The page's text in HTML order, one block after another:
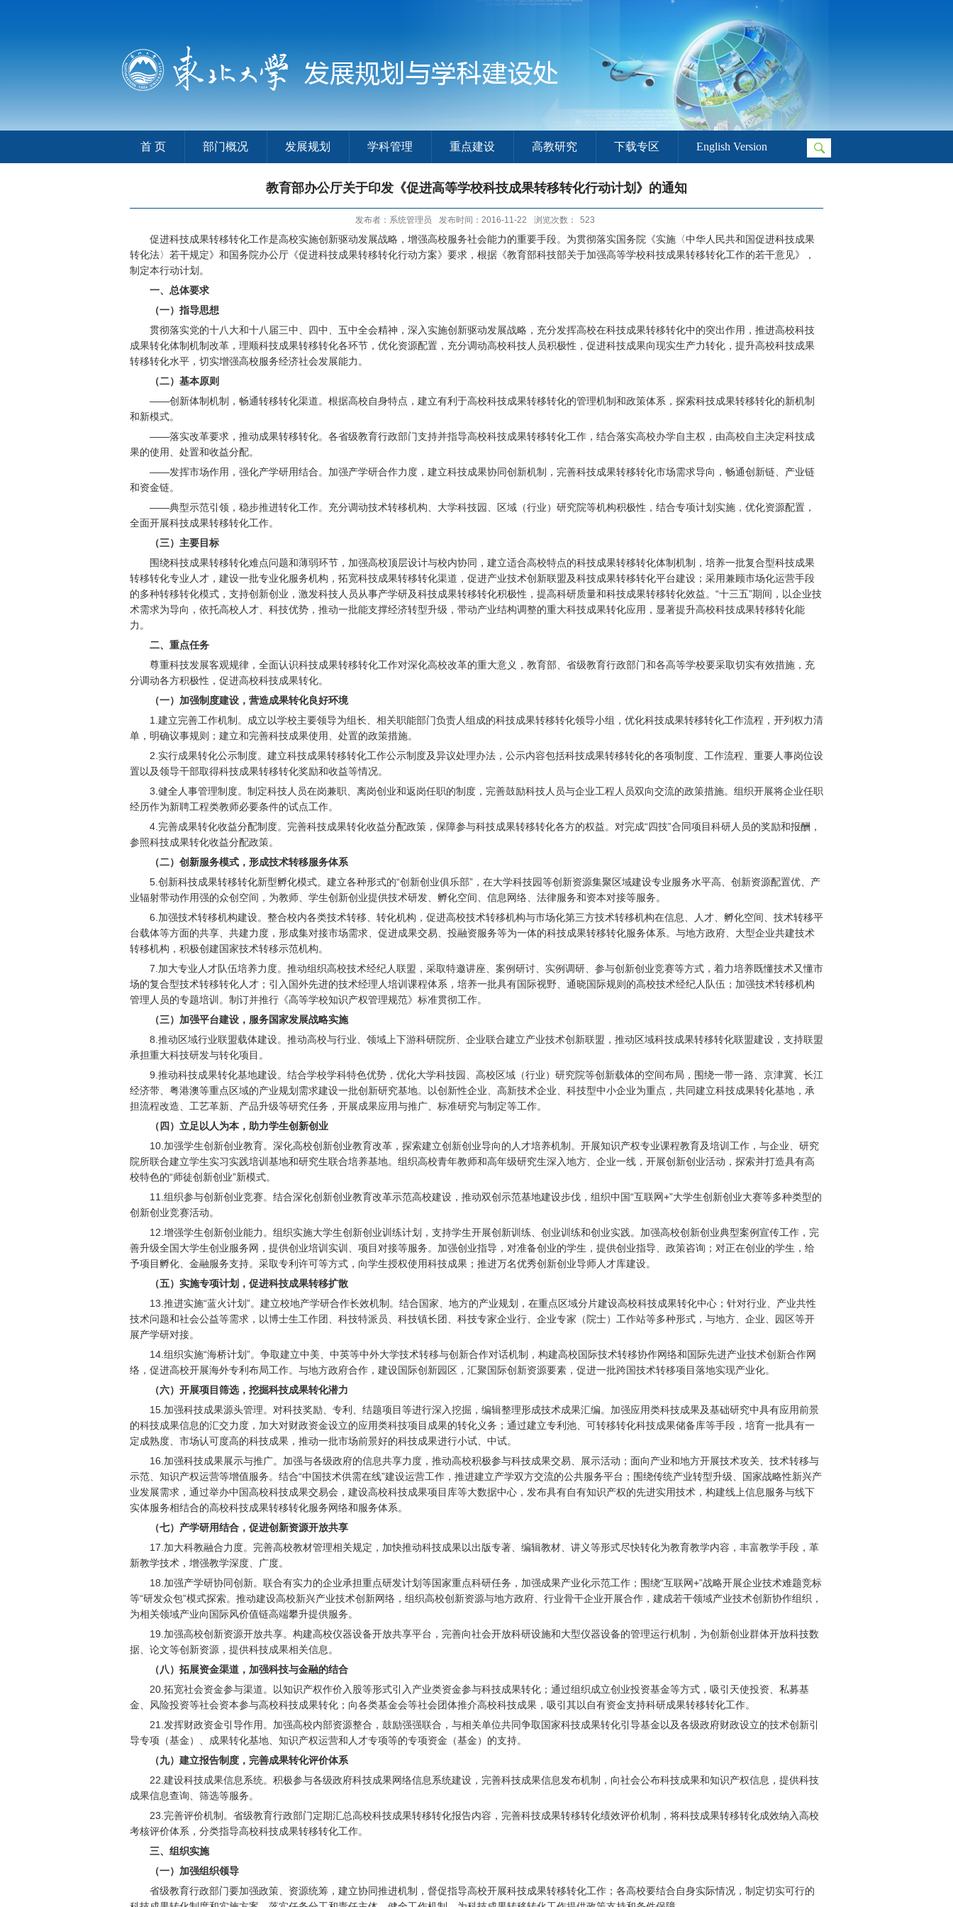
首 页 部门概况 发展规划 学科管理 重点建设 高教研究 下载专区 English Version
教育部办公厅关于印发《促进高等学校科技成果转移转化行动计划》的通知
发布者：系统管理员 发布时间：2016-11-22 浏览次数： 523
促进科技成果转移转化工作是高校实施创新驱动发展战略，增强高校服务社会能力的重要手段。为贯彻落实国务院《实施〈中华人民共和国促进科技成果
转化法〉若干规定》和国务院办公厅《促进科技成果转移转化行动方案》要求，根据《教育部科技部关于加强高等学校科技成果转移转化工作的若干意见》，
制定本行动计划。
一、总体要求
（一）指导思想
贯彻落实党的十八大和十八届三中、四中、五中全会精神，深入实施创新驱动发展战略，充分发挥高校在科技成果转移转化中的突出作用，推进高校科技
成果转化体制机制改革，理顺科技成果转移转化各环节，优化资源配置，充分调动高校科技人员积极性，促进科技成果向现实生产力转化，提升高校科技成果
转移转化水平，切实增强高校服务经济社会发展能力。
（二）基本原则
——创新体制机制，畅通转移转化渠道。根据高校自身特点，建立有利于高校科技成果转移转化的管理机制和政策体系，探索科技成果转移转化的新机制
和新模式。
——落实改革要求，推动成果转移转化。各省级教育行政部门支持并指导高校科技成果转移转化工作，结合落实高校办学自主权，由高校自主决定科技成
果的使用、处置和收益分配。
——发挥市场作用，强化产学研用结合。加强产学研合作力度，建立科技成果协同创新机制，完善科技成果转移转化市场需求导向，畅通创新链、产业链
和资金链。
——典型示范引领，稳步推进转化工作。充分调动技术转移机构、大学科技园、区域（行业）研究院等机构积极性，结合专项计划实施，优化资源配置，
全面开展科技成果转移转化工作。
（三）主要目标
围绕科技成果转移转化难点问题和薄弱环节，加强高校顶层设计与校内协同，建立适合高校特点的科技成果转移转化体制机制，培养一批复合型科技成果
转移转化专业人才，建设一批专业化服务机构，拓宽科技成果转移转化渠道，促进产业技术创新联盟及科技成果转移转化平台建设；采用兼顾市场化运营手段
的多种转移转化模式，支持创新创业，激发科技人员从事产学研及科技成果转移转化积极性，提高科研质量和科技成果转移转化效益。“十三五”期间，以企业技
术需求为导向，依托高校人才、科技优势，推动一批能支撑经济转型升级，带动产业结构调整的重大科技成果转化应用，显著提升高校科技成果转移转化能
力。
二、重点任务
尊重科技发展客观规律，全面认识科技成果转移转化工作对深化高校改革的重大意义，教育部、省级教育行政部门和各高等学校要采取切实有效措施，充
分调动各方积极性，促进高校科技成果转化。
（一）加强制度建设，营造成果转化良好环境
1. 建立完善工作机制。成立以学校主要领导为组长、相关职能部门负责人组成的科技成果转移转化领导小组，优化科技成果转移转化工作流程，开列权力清
单，明确议事规则；建立和完善科技成果使用、处置的政策措施。
2. 实行成果转化公示制度。建立科技成果转移转化工作公示制度及异议处理办法，公示内容包括科技成果转移转化的各项制度、工作流程、重要人事岗位设
置以及领导干部取得科技成果转移转化奖励和收益等情况。
3. 健全人事管理制度。制定科技人员在岗兼职、离岗创业和返岗任职的制度，完善鼓励科技人员与企业工程人员双向交流的政策措施。组织开展将企业任职
经历作为新聘工程类教师必要条件的试点工作。
4. 完善成果转化收益分配制度。完善科技成果转化收益分配政策，保障参与科技成果转移转化各方的权益。对完成“四技”合同项目科研人员的奖励和报酬，
参照科技成果转化收益分配政策。
（二）创新服务模式，形成技术转移服务体系
5. 创新科技成果转移转化新型孵化模式。建立各种形式的“创新创业俱乐部”，在大学科技园等创新资源集聚区域建设专业服务水平高、创新资源配置优、产
业辐射带动作用强的众创空间，为教师、学生创新创业提供技术研发、孵化空间、信息网络、法律服务和资本对接等服务。
6. 加强技术转移机构建设。整合校内各类技术转移、转化机构，促进高校技术转移机构与市场化第三方技术转移机构在信息、人才、孵化空间、技术转移平
台载体等方面的共享、共建力度，形成集对接市场需求、促进成果交易、投融资服务等为一体的科技成果转移转化服务体系。与地方政府、大型企业共建技术
转移机构，积极创建国家技术转移示范机构。
7. 加大专业人才队伍培养力度。推动组织高校技术经纪人联盟，采取特邀讲座、案例研讨、实例调研、参与创新创业竞赛等方式，着力培养既懂技术又懂市
场的复合型技术转移转化人才；引入国外先进的技术经理人培训课程体系，培养一批具有国际视野、通晓国际规则的高校技术经纪人队伍；加强技术转移机构
管理人员的专题培训。制订并推行《高等学校知识产权管理规范》标准贯彻工作。
（三）加强平台建设，服务国家发展战略实施
8. 推动区域行业联盟载体建设。推动高校与行业、领域上下游科研院所、企业联合建立产业技术创新联盟，推动区域科技成果转移转化联盟建设，支持联盟
承担重大科技研发与转化项目。
9. 推动科技成果转化基地建设。结合学校学科特色优势，优化大学科技园、高校区域（行业）研究院等创新载体的空间布局，围绕一带一路、京津冀、长江
经济带、粤港澳等重点区域的产业规划需求建设一批创新研究基地。以创新性企业、高新技术企业、科技型中小企业为重点，共同建立科技成果转化基地，承
担流程改造、工艺革新、产品升级等研究任务，开展成果应用与推广、标准研究与制定等工作。
（四）立足以人为本，助力学生创新创业
10. 加强学生创新创业教育。深化高校创新创业教育改革，探索建立创新创业导向的人才培养机制。开展知识产权专业课程教育及培训工作，与企业、研究
院所联合建立学生实习实践培训基地和研究生联合培养基地。组织高校青年教师和高年级研究生深入地方、企业一线，开展创新创业活动，探索并打造具有高
校特色的“师徒创新创业”新模式。
11. 组织参与创新创业竞赛。结合深化创新创业教育改革示范高校建设，推动双创示范基地建设步伐，组织中国“互联网+”大学生创新创业大赛等多种类型的
创新创业竞赛活动。
12. 增强学生创新创业能力。组织实施大学生创新创业训练计划，支持学生开展创新训练、创业训练和创业实践。加强高校创新创业典型案例宣传工作，完
善升级全国大学生创业服务网，提供创业培训实训、项目对接等服务。加强创业指导，对准备创业的学生，提供创业指导、政策咨询；对正在创业的学生，给
予项目孵化、金融服务支持。采取专利许可等方式，向学生授权使用科技成果；推进万名优秀创新创业导师人才库建设。
（五）实施专项计划，促进科技成果转移扩散
13. 推进实施“蓝火计划”。建立校地产学研合作长效机制。结合国家、地方的产业规划，在重点区域分片建设高校科技成果转化中心；针对行业、产业共性
技术问题和社会公益等需求，以博士生工作团、科技特派员、科技镇长团、科技专家企业行、企业专家（院士）工作站等多种形式，与地方、企业、园区等开
展产学研对接。
14. 组织实施“海桥计划”。争取建立中美、中英等中外大学技术转移与创新合作对话机制，构建高校国际技术转移协作网络和国际先进产业技术创新合作网
络，促进高校开展海外专利布局工作。与地方政府合作，建设国际创新园区，汇聚国际创新资源要素，促进一批跨国技术转移项目落地实现产业化。
（六）开展项目筛选，挖掘科技成果转化潜力
15. 加强科技成果源头管理。对科技奖励、专利、结题项目等进行深入挖掘，编辑整理形成技术成果汇编。加强应用类科技成果及基础研究中具有应用前景
的科技成果信息的汇交力度，加大对财政资金设立的应用类科技项目成果的转化义务；通过建立专利池、可转移转化科技成果储备库等手段，培育一批具有一
定成熟度、市场认可度高的科技成果，推动一批市场前景好的科技成果进行小试、中试。
16. 加强科技成果展示与推广。加强与各级政府的信息共享力度，推动高校积极参与科技成果交易、展示活动；面向产业和地方开展技术攻关、技术转移与
示范、知识产权运营等增值服务。结合“中国技术供需在线”建设运营工作，推进建立产学双方交流的公共服务平台；围绕传统产业转型升级、国家战略性新兴产
业发展需求，通过举办中国高校科技成果交易会，建设高校科技成果项目库等大数据中心，发布具有自有知识产权的先进实用技术，构建线上信息服务与线下
实体服务相结合的高校科技成果转移转化服务网络和服务体系。
（七）产学研用结合，促进创新资源开放共享
17. 加大科教融合力度。完善高校教材管理相关规定，加快推动科技成果以出版专著、编辑教材、讲义等形式尽快转化为教育教学内容，丰富教学手段，革
新教学技术，增强教学深度、广度。
18. 加强产学研协同创新。联合有实力的企业承担重点研发计划等国家重点科研任务，加强成果产业化示范工作；围绕“互联网+”战略开展企业技术难题竞标
等“研发众包”模式探索。推动建设高校新兴产业技术创新网络，组织高校创新资源与地方政府、行业骨干企业开展合作，建成若干领域产业技术创新协作组织，
为相关领域产业向国际风价值链高端攀升提供服务。
19. 加强高校创新资源开放共享。构建高校仪器设备开放共享平台，完善向社会开放科研设施和大型仪器设备的管理运行机制，为创新创业群体开放科技数
据、论文等创新资源，提供科技成果相关信息。
（八）拓展资金渠道，加强科技与金融的结合
20. 拓宽社会资金参与渠道。以知识产权作价入股等形式引入产业类资金参与科技成果转化；通过组织成立创业投资基金等方式，吸引天使投资、私募基
金、风险投资等社会资本参与高校科技成果转化；向各类基金会等社会团体推介高校科技成果，吸引其以自有资金支持科研成果转移转化工作。
21. 发挥财政资金引导作用。加强高校内部资源整合，鼓励强强联合，与相关单位共同争取国家科技成果转化引导基金以及各级政府财政设立的技术创新引
导专项（基金）、成果转化基地、知识产权运营和人才专项等的专项资金（基金）的支持。
（九）建立报告制度，完善成果转化评价体系
22. 建设科技成果信息系统。积极参与各级政府科技成果网络信息系统建设，完善科技成果信息发布机制，向社会公布科技成果和知识产权信息，提供科技
成果信息查询、筛选等服务。
23. 完善评价机制。省级教育行政部门定期汇总高校科技成果转移转化报告内容，完善科技成果转移转化绩效评价机制，将科技成果转移转化成效纳入高校
考核评价体系，分类指导高校科技成果转移转化工作。
三、组织实施
（一）加强组织领导
省级教育行政部门要加强政策、资源统筹，建立协同推进机制，督促指导高校开展科技成果转移转化工作；各高校要结合自身实际情况，制定切实可行的